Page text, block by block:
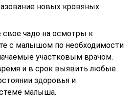
новых кровяных
свое чадо на осмотры к
с малышом по необходимости
участковым врачом.
и в срок выявить любые
здоровья и
малыша.